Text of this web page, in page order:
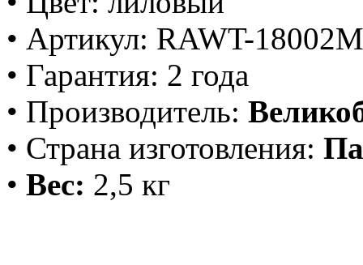
• Артикул: RAWT-
• Гарантия: 2 года
• Производитель:
• Страна изготовления:
• Вес: 2,5 кг